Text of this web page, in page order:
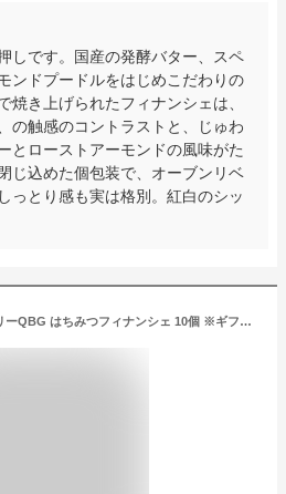
しです。国産の発酵バター、スペ
ンドプードルをはじめこだわりの
焼き上げられたフィナンシェは、
の触感のコントラストと、じゅわ
とローストアーモンドの風味がた
じ込めた個包装で、オーブンリベ
っとり感も実は格別。紅白のシッ
【送料無料】パティスリーQBG はちみつフィナンシェ 10個 ※ギフト包装(無料) [内容変更・キャンセル不可]